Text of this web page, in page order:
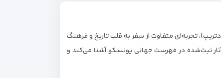
تجربه‌ای متفاوت از سفر به قلب تاریخ و فرهنگ
آثار ثبت‌شده در فهرست جهانی یونسکو آشنا می‌کند و